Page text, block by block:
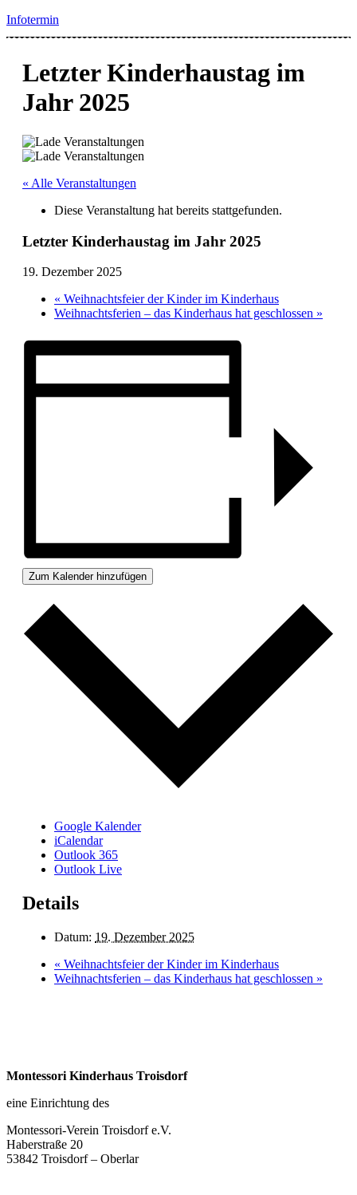
Infotermin
Letzter Kinderhaustag im
Jahr 2025
« Alle Veranstaltungen
Diese Veranstaltung hat bereits stattgefunden.
Letzter Kinderhaustag im Jahr 2025
19. Dezember 2025
« Weihnachtsfeier der Kinder im Kinderhaus
Weihnachtsferien – das Kinderhaus hat geschlossen »
Zum Kalender hinzufügen
Google Kalender
iCalendar
Outlook 365
Outlook Live
Details
Datum: 19. Dezember 2025
« Weihnachtsfeier der Kinder im Kinderhaus
Weihnachtsferien – das Kinderhaus hat geschlossen »
Montessori Kinderhaus Troisdorf
eine Einrichtung des
Montessori-Verein Troisdorf e.V.
Haberstraße 20
53842 Troisdorf – Oberlar